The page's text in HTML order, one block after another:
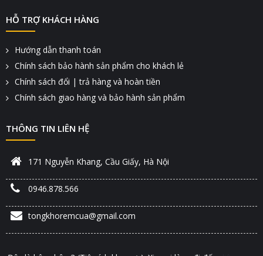
HỖ TRỢ KHÁCH HÀNG
Hướng dẫn thanh toán
Chính sách bảo hành sản phẩm cho khách lẻ
Chính sách đổi | trả hàng và hoàn tiền
Chính sách giao hàng và bảo hành sản phẩm
THÔNG TIN LIÊN HỆ
171 Nguyễn Khang, Cầu Giấy, Hà Nội
0946.878.566
tongkhoremcua@gmail.com